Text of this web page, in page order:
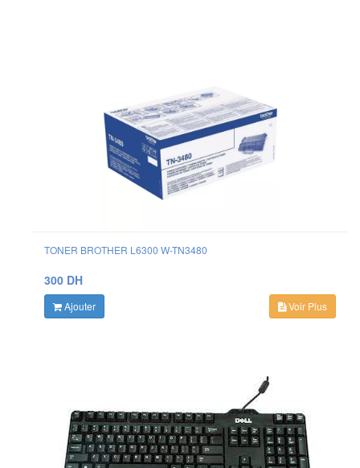
TONER BROTHER L6300 W-TN3480
300 DH
Ajouter Voir Plus